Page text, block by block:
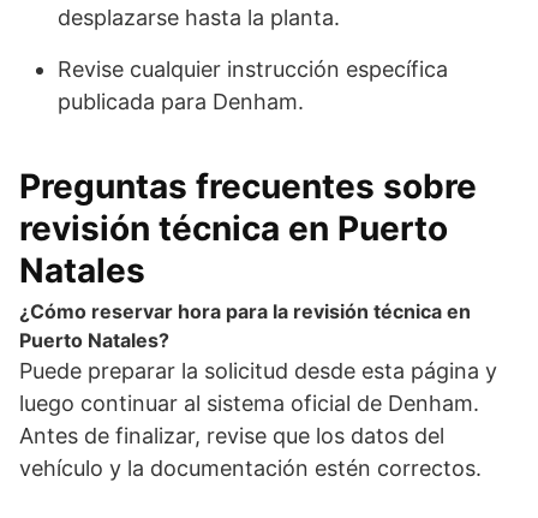
desplazarse hasta la planta.
Revise cualquier instrucción específica
publicada para Denham.
Preguntas frecuentes sobre
revisión técnica en Puerto
Natales
¿Cómo reservar hora para la revisión técnica en
Puerto Natales?
Puede preparar la solicitud desde esta página y
luego continuar al sistema oficial de Denham.
Antes de finalizar, revise que los datos del
vehículo y la documentación estén correctos.